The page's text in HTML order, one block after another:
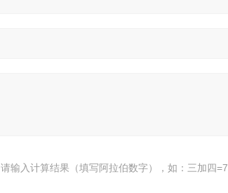
请输入计算结果（填写阿拉伯数字），如：三加四=7